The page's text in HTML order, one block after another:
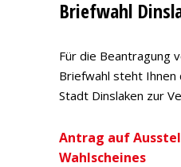
Briefwahl
Für die Beantragung
Briefwahl steht
Stadt Dinslaken zur
Antrag auf
Wahlscheines